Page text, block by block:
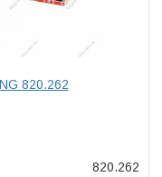
820.262
820.262